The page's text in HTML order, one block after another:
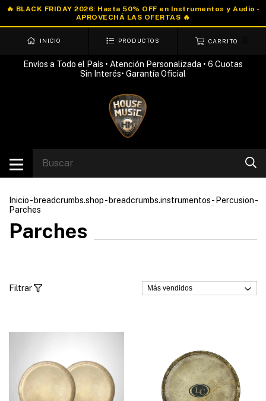
INICIO PRODUCTOS CARRITO
Envíos a Todo el País • Atención Personalizada • 6 Cuotas
Sin Interés• Garantía Oficial
Inicio- breadcrumbs.shop- breadcrumbs.instrumentos- Percusion-
Parches
Parches
Filtrar